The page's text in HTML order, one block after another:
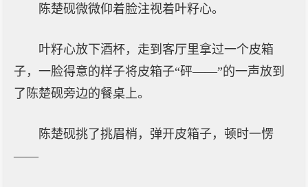
陈楚砚微微仰着脸注视着叶籽心。
叶籽心放下酒杯，走到客厅里拿过一个皮箱
子，一脸得意的样子将皮箱子“砰——”的一声放到
了陈楚砚旁边的餐桌上。
陈楚砚挑了挑眉梢，弹开皮箱子，顿时一愣
——